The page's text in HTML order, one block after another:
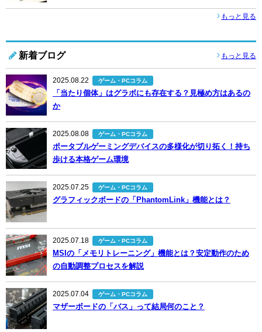
もっと見る
新着ブログ もっと見る
2025.08.22 ゲーム・PCコラム
「当たり個体」はグラボにも存在する？見極め方はあるの
か
2025.08.08 ゲーム・PCコラム
ポータブルゲーミングデバイスの多様化が切り拓く！持ち
歩ける本格ゲーム環境
2025.07.25 ゲーム・PCコラム
グラフィックボードの「PhantomLink」機能とは？
2025.07.18 ゲーム・PCコラム
MSIの「メモリトレーニング」機能とは？安定動作のため
の自動調整プロセスを解説
2025.07.04 ゲーム・PCコラム
マザーボードの「バス」って結局何のこと？